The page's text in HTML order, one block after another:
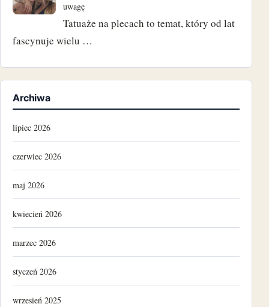
uwagę
Tatuaże na plecach to temat, który od lat
fascynuje wielu …
Archiwa
lipiec 2026
czerwiec 2026
maj 2026
kwiecień 2026
marzec 2026
styczeń 2026
wrzesień 2025